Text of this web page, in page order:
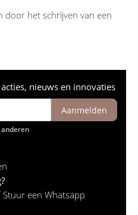
door het schrijven van een
nieuws en innovaties
Aanmelden
Stuur een Whatsapp